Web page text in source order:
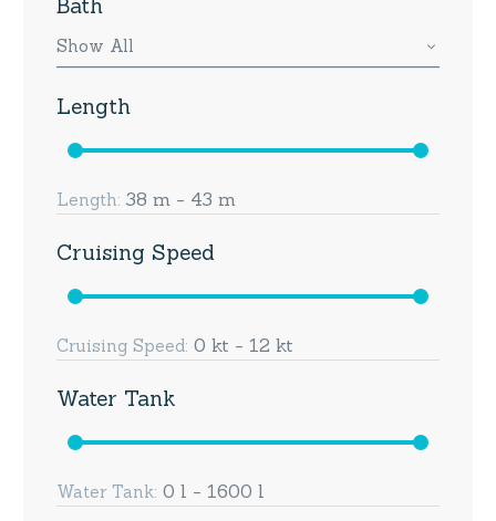
Bath
Show All
Length
Length: 38 m - 43 m
Cruising Speed
Cruising Speed: 0 kt - 12 kt
Water Tank
Water Tank: 0 l - 1600 l